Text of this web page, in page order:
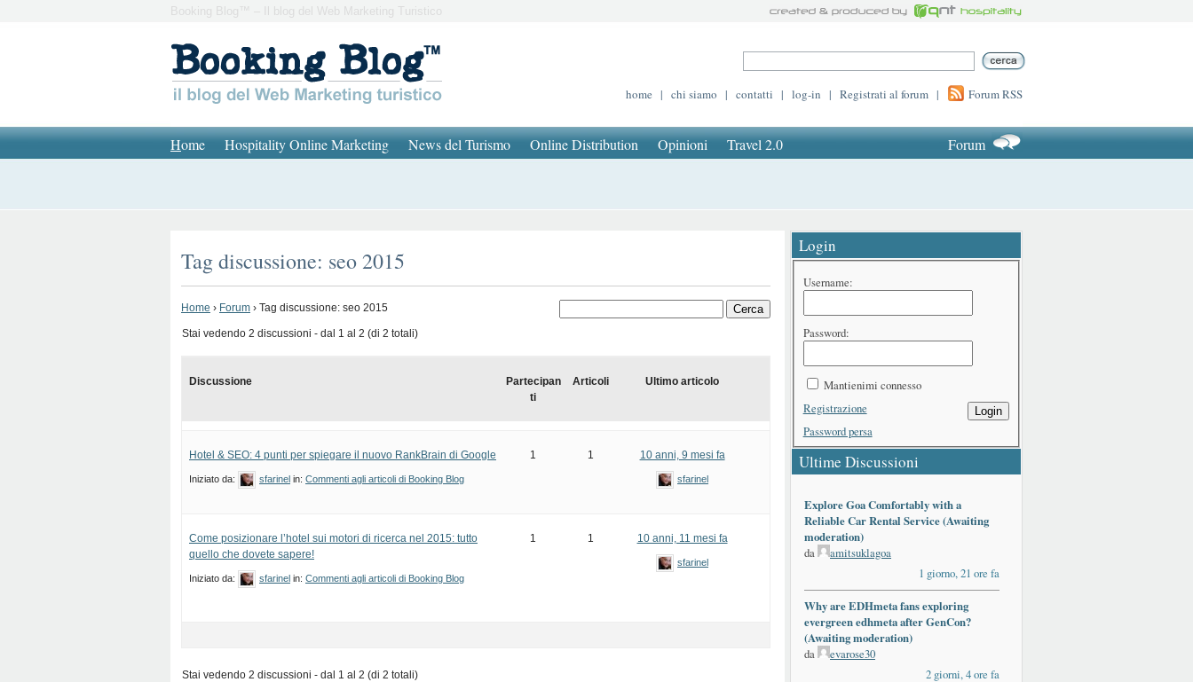
Booking Blog™ – Il blog del Web Marketing Turistico
home | chi siamo | contatti | log-in | Registrati al forum | Forum RSS
Home Hospitality Online Marketing News del Turismo Online Distribution Opinioni Travel 2.0 Forum
Tag discussione: seo 2015
Home › Forum › Tag discussione: seo 2015
Stai vedendo 2 discussioni - dal 1 al 2 (di 2 totali)
Discussione
Partecipan
ti
Articoli Ultimo articolo
Hotel & SEO: 4 punti per spiegare il nuovo RankBrain di Google
Iniziato da: sfarinel in: Commenti agli articoli di Booking Blog
1 1 10 anni, 9 mesi fa
sfarinel
Come posizionare l’hotel sui motori di ricerca nel 2015: tutto
quello che dovete sapere!
Iniziato da: sfarinel in: Commenti agli articoli di Booking Blog
1 1 10 anni, 11 mesi fa
sfarinel
Stai vedendo 2 discussioni - dal 1 al 2 (di 2 totali)
Login
Username:
Password:
Mantienimi connesso
Login
Registrazione
Password persa
Ultime Discussioni
Explore Goa Comfortably with a
Reliable Car Rental Service (Awaiting
moderation)
da
amitsuklagoa
1 giorno, 21 ore fa
Why are EDHmeta fans exploring
evergreen edhmeta after GenCon?
(Awaiting moderation)
da
evarose30
2 giorni, 4 ore fa